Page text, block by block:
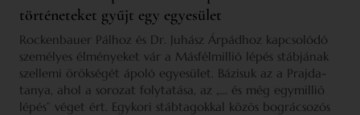
történeteket gyűjt egy egyesület
Rockenbauer Pálhoz és Dr. Juhász Árpádhoz kapcsolódó
személyes élményeket vár a Másfélmillió lépés stábjának
szellemi örökségét ápoló egyesület. Bázisuk az a Prajda-
tanya, ahol a sorozat folytatása, az „… és még egymillió
lépés” véget ért. Egykori stábtagokkal közös bográcsozós